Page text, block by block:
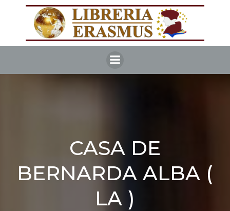
CASA DE
BERNARDA ALBA (
LA )